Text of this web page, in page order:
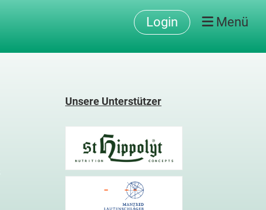
Login Menü
Unsere Unterstützer